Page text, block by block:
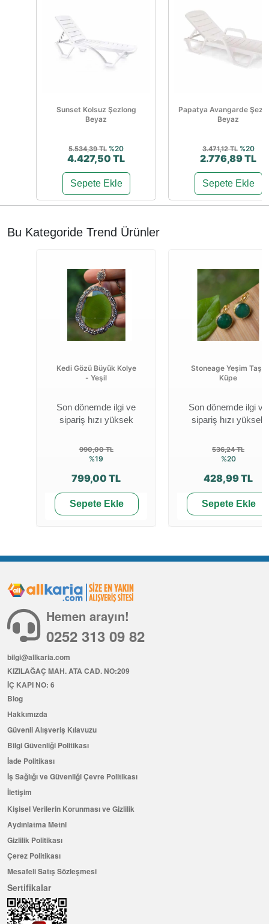
Sunset Kolsuz Şezlong
Beyaz
5.534,39 TL %20
4.427,50 TL
Sepete Ekle
Papatya Avangarde
Beyaz
3.471,12 TL %20
2.776,89 TL
Sepete Ekle
Bu Kategoride Trend Ürünler
Kedi Gözü Büyük Kolye
- Yeşil
Son dönemde ilgi ve
sipariş hızı yüksek
990,00 TL
%19
799,00 TL
Sepete Ekle
Stoneage Yeşim Taşlı
Küpe
Son dönemde ilgi ve
sipariş hızı yüksek
536,24 TL
%20
428,99 TL
Sepete Ekle
Hemen arayın!
0252 313 09 82
bilgi@allkaria.com
KIZILAĞAÇ MAH. ATA CAD. NO:209
İÇ KAPI NO: 6
Blog
Hakkımızda
Güvenli Alışveriş Kılavuzu
Bilgi Güvenliği Politikası
İade Politikası
İş Sağlığı ve Güvenliği Çevre Politikası
İletişim
Kişisel Verilerin Korunması ve Gizlilik
Aydınlatma Metni
Gizlilik Politikası
Çerez Politikası
Mesafeli Satış Sözleşmesi
Sertifikalar